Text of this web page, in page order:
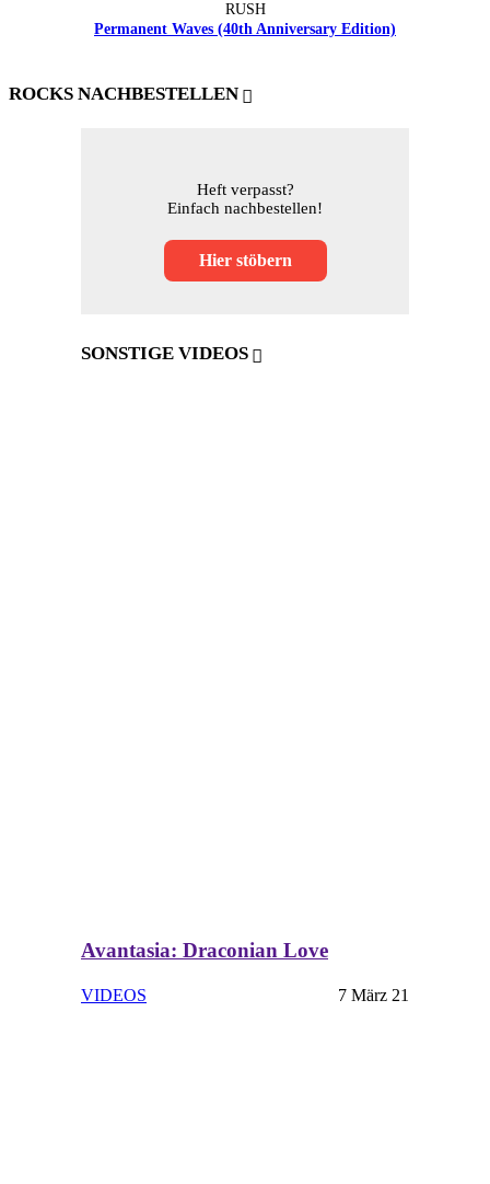
RUSH
Permanent Waves (40th Anniversary Edition)
ROCKS NACHBESTELLEN
Heft verpasst?
Einfach nachbestellen!
Hier stöbern
SONSTIGE VIDEOS
Avantasia: Draconian Love
VIDEOS 7 März 21